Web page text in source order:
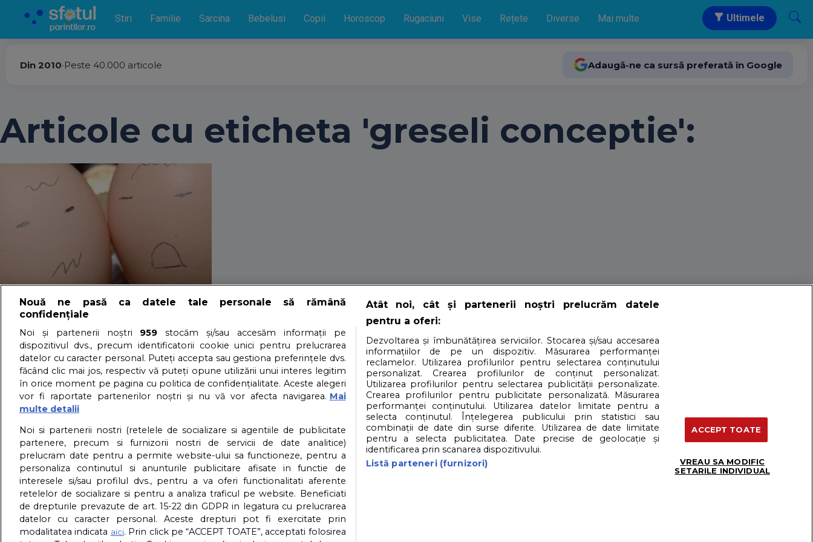
Stiri Familie Sarcina Bebelusi Copii Horoscop Rugaciuni Vise Rețete Diverse Mai multe Ultimele
Din 2010•Peste 40.000 articole Adaugă-ne ca sursă preferată în Google
Articole cu eticheta 'greseli conceptie':
Ce poti gresi in timpul conceptiei
17/12/2015 - Adriana Vaduva - Vizualizari: 4656
Iata care sunt cele mai comune greseli si cum le poti evita, daca stii totul despre ele.
About us – Despre noi Contact Partener: Depositphotos.com Partener: Dreamstime
GDPR – Confidentialitatea datelor cu caracter personal Politica cookies
© 2026SfatulParintilor.ro
Nouă ne pasă ca datele tale personale să rămână
confidențiale
Noi și partenerii noștri 959 stocăm și/sau accesăm informații pe
dispozitivul dvs., precum identificatorii cookie unici pentru prelucrarea
datelor cu caracter personal. Puteți accepta sau gestiona preferințele dvs.
făcând clic mai jos, respectiv vă puteți opune utilizării unui interes legitim
în orice moment pe pagina cu politica de confidențialitate. Aceste alegeri
vor fi raportate partenerilor noștri și nu vă vor afecta navigarea. Mai
multe detalii
Noi si partenerii nostri (retelele de socializare si agentiile de publicitate
partenere, precum si furnizorii nostri de servicii de date analitice)
prelucram date pentru a permite website-ului sa functioneze, pentru a
personaliza continutul si anunturile publicitare afisate in functie de
interesele si/sau profilul dvs., pentru a va oferi functionalitati aferente
retelelor de socializare si pentru a analiza traficul pe website. Beneficiati
de drepturile prevazute de art. 15-22 din GDPR in legatura cu prelucrarea
datelor cu caracter personal. Aceste drepturi pot fi exercitate prin
modalitatea indicata aici. Prin click pe “ACCEPT TOATE”, acceptati folosirea
Atât noi, cât și partenerii noștri prelucrăm datele
pentru a oferi:
Dezvoltarea și îmbunătățirea serviciilor. Stocarea și/sau accesarea
informațiilor de pe un dispozitiv. Măsurarea performanței
reclamelor. Utilizarea profilurilor pentru selectarea conținutului
personalizat. Crearea profilurilor de conținut personalizat.
Utilizarea profilurilor pentru selectarea publicității personalizate.
Crearea profilurilor pentru publicitate personalizată. Măsurarea
performanței conținutului. Utilizarea datelor limitate pentru a
selecta conținutul. Înțelegerea publicului prin statistici sau
combinații de date din surse diferite. Utilizarea de date limitate
pentru a selecta publicitatea. Date precise de geolocație și
identificarea prin scanarea dispozitivului.
Listă parteneri (furnizori)
ACCEPT TOATE
VREAU SA MODIFIC
SETARILE INDIVIDUAL